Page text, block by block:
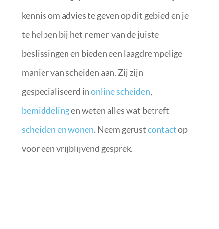
kennis om advies te geven op dit gebied en je
te helpen bij het nemen van de juiste
beslissingen en bieden een laagdrempelige
manier van scheiden aan. Zij zijn
gespecialiseerd inonline scheiden,
bemiddelingen weten alles wat betreft
scheiden en wonen. Neem gerustcontactop
voor een vrijblijvend gesprek.